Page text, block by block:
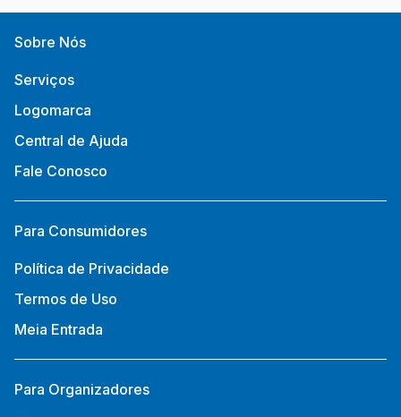
Sobre Nós
Serviços
Logomarca
Central de Ajuda
Fale Conosco
Para Consumidores
Política de Privacidade
Termos de Uso
Meia Entrada
Para Organizadores